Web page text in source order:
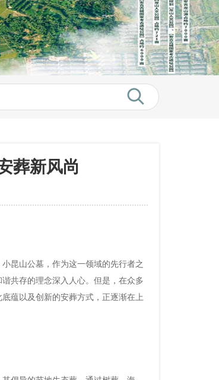
葬新风尚
昆山公墓，作为这一领域的先行者之
共存的理念深入人心。但是，在众多
蕴以及创新的安葬方式，正逐渐在上